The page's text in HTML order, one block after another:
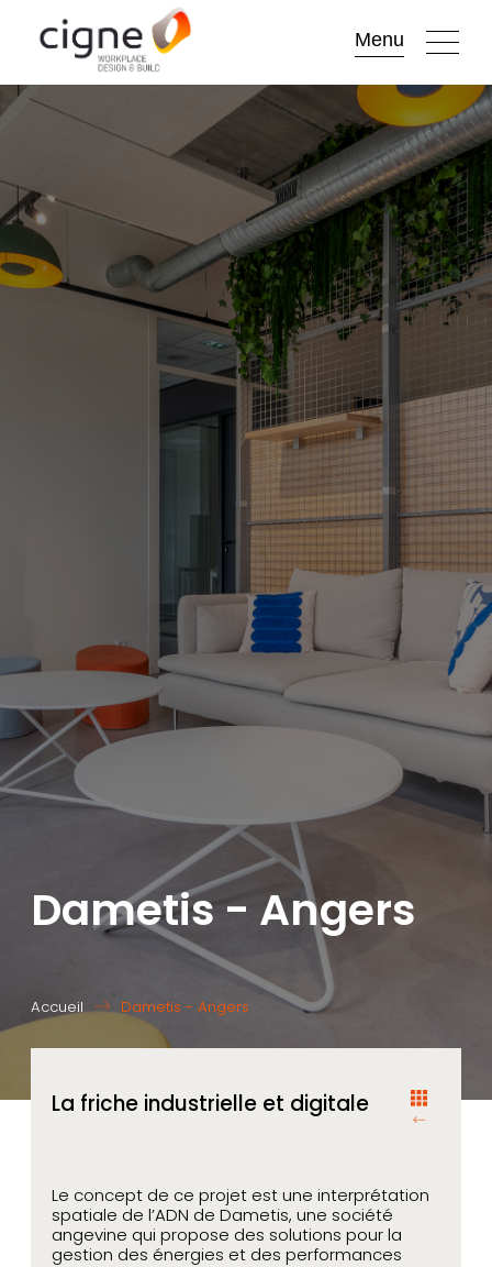
Go to
main
Menu
Dametis - Angers
Accueil Dametis - Angers
La friche industrielle et digitale
Le concept de ce projet est une interprétation
spatiale de l’ADN de Dametis, une société
angevine qui propose des solutions pour la
gestion des énergies et des performances